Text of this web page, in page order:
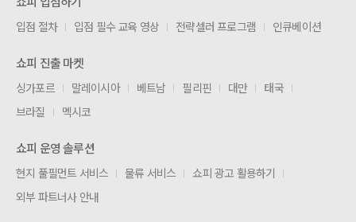
입점 절차 입점 필수 교육 영상 전략셀러 프로그램 인큐베이션
쇼피 진출 마켓
싱가포르 말레이시아 베트남 필리핀 대만
태국
브라질
멕시코
쇼피 운영 솔루션
현지 풀필먼트 서비스 물류 서비스
쇼피 광고 활용하기
외부 파트너사 안내